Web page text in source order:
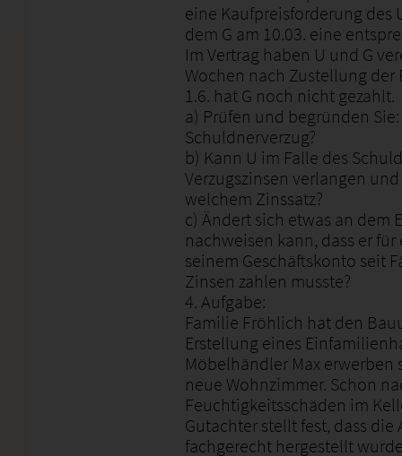
eine Kaufpreisforderung des
dem G am 10.03. eine
Im Vertrag haben U und G
Wochen nach Zustellung
1.6. hat G noch nicht gezahlt.
a) Prüfen und begründen
Schuldnerverzug?
b) Kann U im Falle des
Verzugszinsen verlangen
welchem Zinssatz?
c) Ändert sich etwas an dem
nachweisen kann, dass er
seinem Geschäftskonto seit
Zinsen zahlen musste?
4. Aufgabe:
Familie Fröhlich hat den
Erstellung eines
Möbelhändler Max erwerben
neue Wohnzimmer. Schon
Feuchtigkeitsschäden im
Gutachter stellt fest, dass
fachgerecht hergestellt